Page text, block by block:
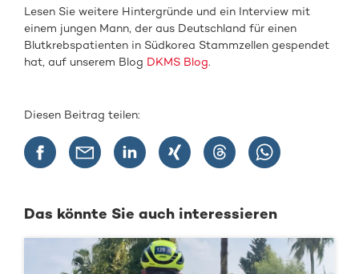
Lesen Sie weitere Hintergründe und ein Interview mit
einem jungen Mann, der aus Deutschland für einen
Blutkrebspatienten in Südkorea Stammzellen gespendet
hat, auf unserem Blog DKMS Blog.
Diesen Beitrag teilen:
Das könnte Sie auch interessieren